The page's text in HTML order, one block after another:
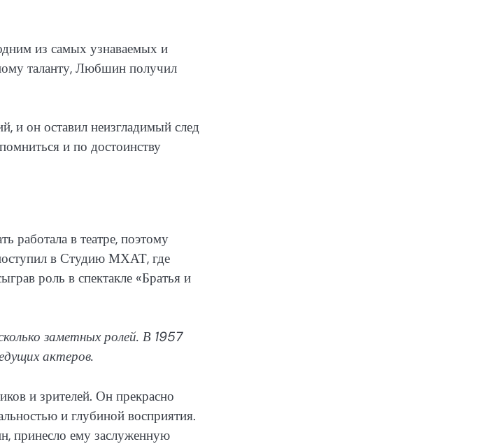
из самых узнаваемых и
таланту, Любшин получил
и он оставил неизгладимый след
и по достоинству
работала в театре, поэтому
в Студию МХАТ, где
роль в спектакле «Братья и
заметных ролей. В 1957
актеров.
и зрителей. Он прекрасно
и глубиной восприятия.
принесло ему заслуженную